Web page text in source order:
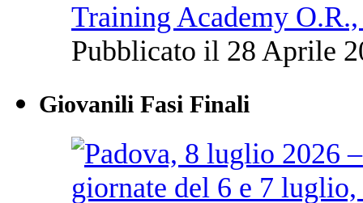
Training Academy
Pubblicato il 28 Aprile
Giovanili Fasi Finali